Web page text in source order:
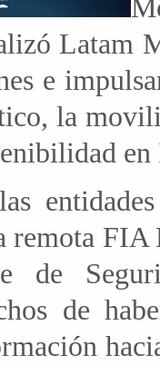
Latam
e
la
remota FIA
de
de